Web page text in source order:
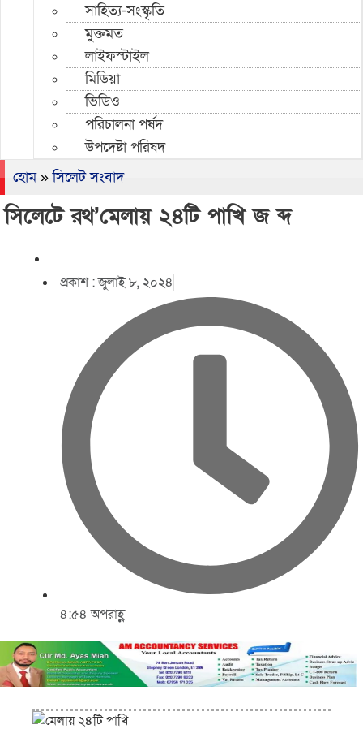
সাহিত্য-সংস্কৃতি
মুক্তমত
লাইফস্টাইল
মিডিয়া
ভিডিও
পরিচালনা পর্ষদ
উপদেষ্টা পরিষদ
হোম»সিলেট সংবাদ
সিলেটে রথ’মেলায় ২৪টি পাখি জ ব্দ
প্রকাশ :জুলাই ৮, ২০২৪
৪:৫৪ অপরাহ্ণ